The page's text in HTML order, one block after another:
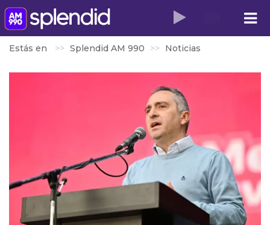
Estás en Splendid AM 990 Noticias